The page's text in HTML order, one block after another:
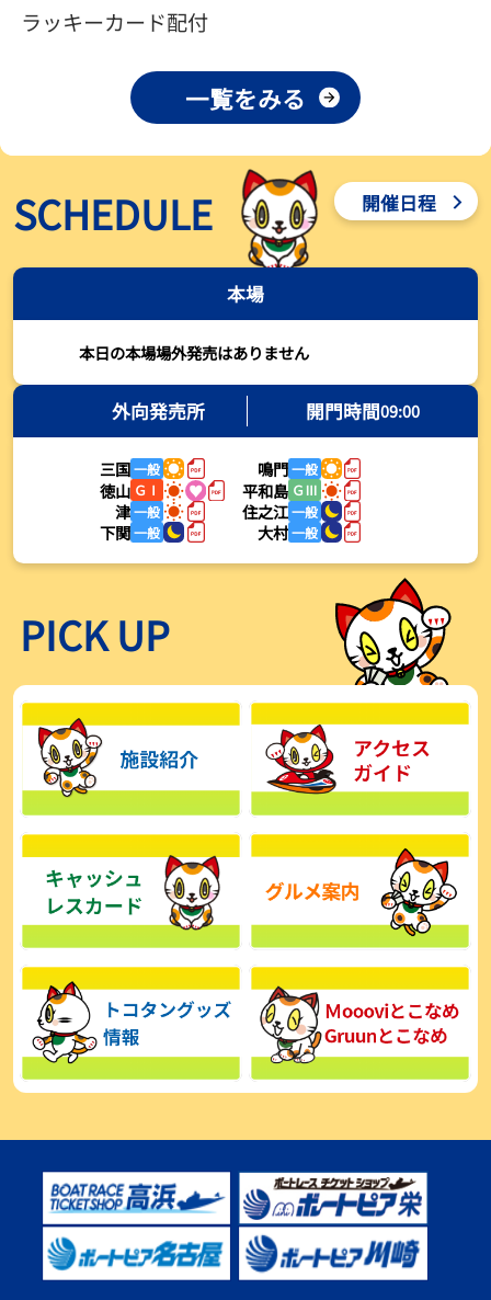
【ボートレース】荒木颯斗が地元唯一の優出！３号艇でデビュー初
Ｖ狙う「自分の好きな感じになっている」～とこなめルーキーＳ
【ボートレース】訓練中の大けが乗り越えデビューした宮崎心之介
が初Ｖ王手「１枠なら負けないと思います」～とこなめルーキーＳ
2026年08月03日
【常滑ボート・ルーキーＳ】津田陸翔はリング交換で気配一変「初
優勝目指して頑張ります」
【とこなめボート・岩瀬仁紀さんコラム】最後は塚越海斗に注目、
【ボートレース】荒木颯斗が地元勢でただ１人優出果たす「地元で
初優勝したい」／常滑 - 日刊スポーツ
2026年08月03日
【ボートレース】４枠で優出の塚越海斗が強気節「攻めていくレー
スをします」／常滑 - 日刊スポーツ
2026年08月03日
【ボートレース】広瀬凜が接戦制して２着で優出「出足、回り足は
【とこなめボート】塚越海斗が優勝戦で脅威の伸びを披露する「合
ったときの伸びは自分が一番」
2026年08月03日
【とこなめボート】広瀬凜は準優で見つかった課題の克服へ「結果
的に１着を取れればいい」
2026年08月03日
【とこなめボート】西丸敦基が未勝利では終われない「最終日頑張
る」
2026年08月03日
【とこなめボート ルーキーシリーズ】広瀬凜 6位で予選突破「勝負
2026年08月02日
【とこなめボート 日野未来コラム とこなめミライ予想図】トコタン
お誕生日おめでとう！
2026年08月02日
んでもらったし、恩返しをしたいです」～とこなめルーキーＳ
【常滑ボート・ルーキーＳ】荒木颯斗 予選９位でセミファイナル進
出「そろそろ優勝したい」
2026年08月02日
ラッキーカード配付
一覧をみる
SCHEDULE 開催日程
本場
本日の本場場外発売はありません
外向発売所 開門時間09:00
三国一般 鳴門一般
徳山 ＧⅠ 平和島 ＧⅢ
津一般 住之江一般
下関一般 大村一般
PICK UP